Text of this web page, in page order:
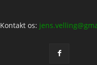
Kontakt os: